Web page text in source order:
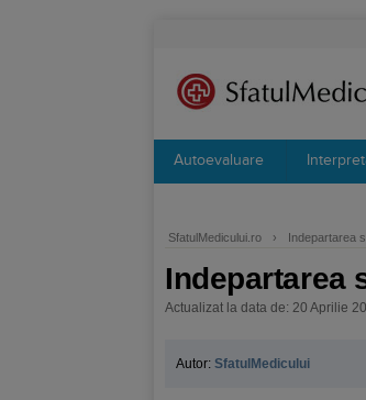
Autoevaluare
SfatulMedicului.ro › Indepartarea
Indepartarea
Actualizat la data de: 20 Aprilie
Autor: SfatulMedicului